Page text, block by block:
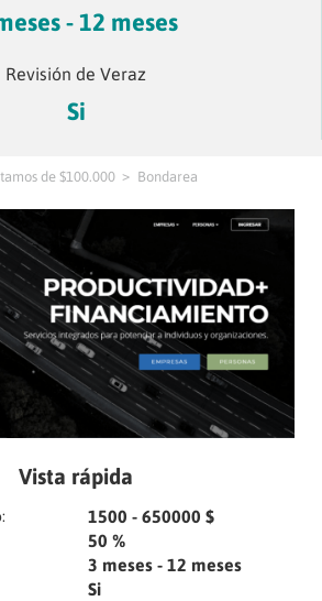
- 12 meses
Revisión de Veraz
Si
de $100.000 Bondarea
Vista rápida
1500 - 650000 $
50 %
3 meses - 12 meses
Si